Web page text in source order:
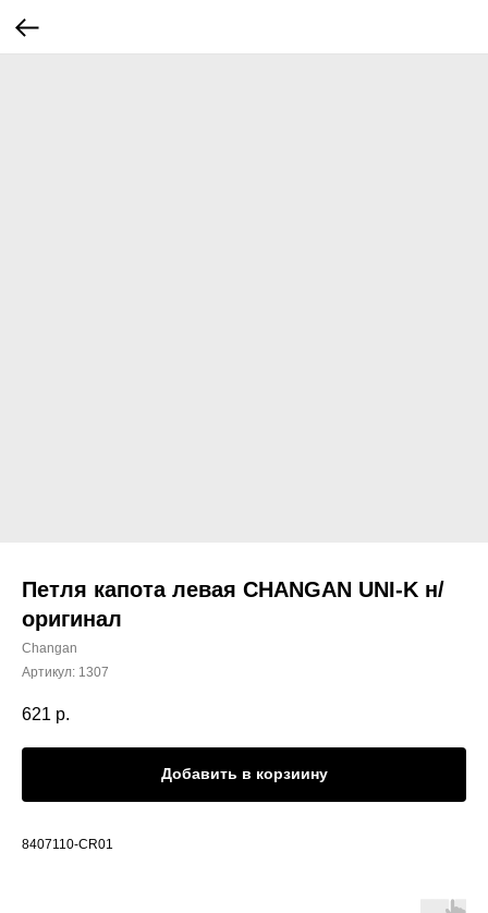
Петля капота левая CHANGAN UNI-K н/
оригинал
Changan
Артикул: 1307
621 р.
Добавить в корзиину
8407110-CR01